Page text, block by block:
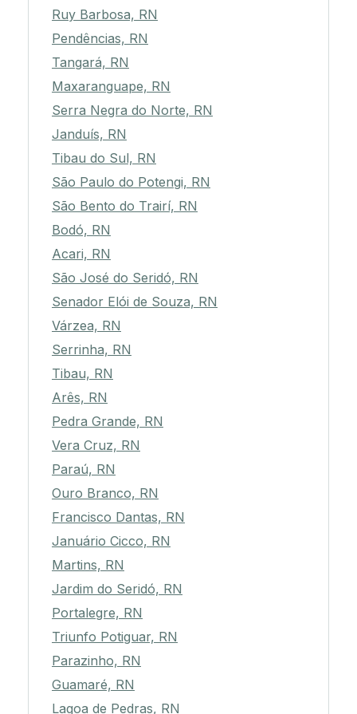
Ruy Barbosa, RN
Pendências, RN
Tangará, RN
Maxaranguape, RN
Serra Negra do Norte, RN
Janduís, RN
Tibau do Sul, RN
São Paulo do Potengi, RN
São Bento do Trairí, RN
Bodó, RN
Acari, RN
São José do Seridó, RN
Senador Elói de Souza, RN
Várzea, RN
Serrinha, RN
Tibau, RN
Arês, RN
Pedra Grande, RN
Vera Cruz, RN
Paraú, RN
Ouro Branco, RN
Francisco Dantas, RN
Januário Cicco, RN
Martins, RN
Jardim do Seridó, RN
Portalegre, RN
Triunfo Potiguar, RN
Parazinho, RN
Guamaré, RN
Lagoa de Pedras, RN